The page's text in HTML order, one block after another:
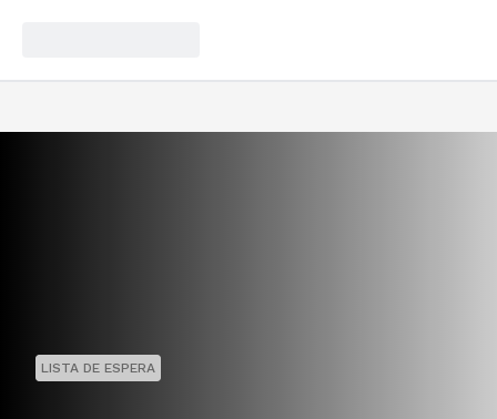
LISTA DE ESPERA